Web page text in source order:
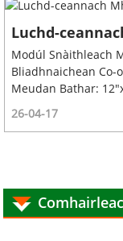
Luchd-
Modúl Snàithleach
Bliadhnaichean Co-
Meudan Bathar:
26-04-17